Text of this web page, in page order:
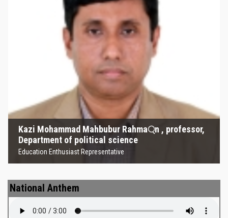
Kazi Mohammad Mahbubur Rahma্‌n , professor,
Department of political science
Education Enthusiast Representative
Kazi Mohammad Mahbubur
Rahma্‌n , professor, Department
of political science
Education Enthusiast Representative
National Anthem